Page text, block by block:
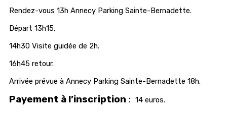
Rendez-vous 13h Annecy Parking Sainte-Bernadette.
Départ 13h15,
14h30 Visite guidée de 2h.
16h45 retour.
Arrivée prévue à Annecy Parking Sainte-Bernadette 18h.
Payement à l’inscription : 14 euros.